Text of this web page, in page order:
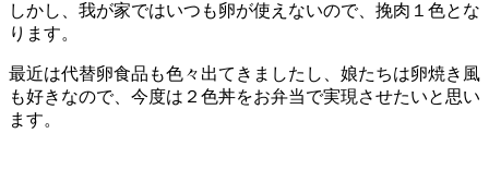
しかし、我が家ではいつも卵が使えないので、挽肉１色とな
ります。
最近は代替卵食品も色々出てきましたし、娘たちは卵焼き風
も好きなので、今度は２色丼をお弁当で実現させたいと思い
ます。